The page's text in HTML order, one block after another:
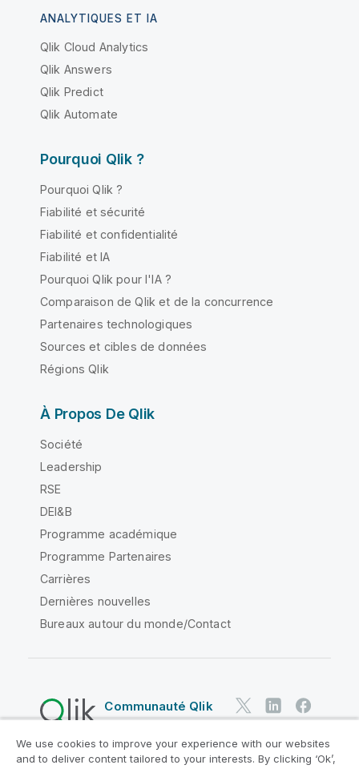
ANALYTIQUES ET IA
Qlik Cloud Analytics
Qlik Answers
Qlik Predict
Qlik Automate
Pourquoi Qlik ?
Pourquoi Qlik ?
Fiabilité et sécurité
Fiabilité et confidentialité
Fiabilité et IA
Pourquoi Qlik pour l'IA ?
Comparaison de Qlik et de la concurrence
Partenaires technologiques
Sources et cibles de données
Régions Qlik
À Propos De Qlik
Société
Leadership
RSE
DEI&B
Programme académique
Programme Partenaires
Carrières
Dernières nouvelles
Bureaux autour du monde/Contact
Communauté Qlik
Contrats juridiques
We use cookies to improve your experience with our websites
and to deliver content tailored to your interests. By clicking ‘Ok’,